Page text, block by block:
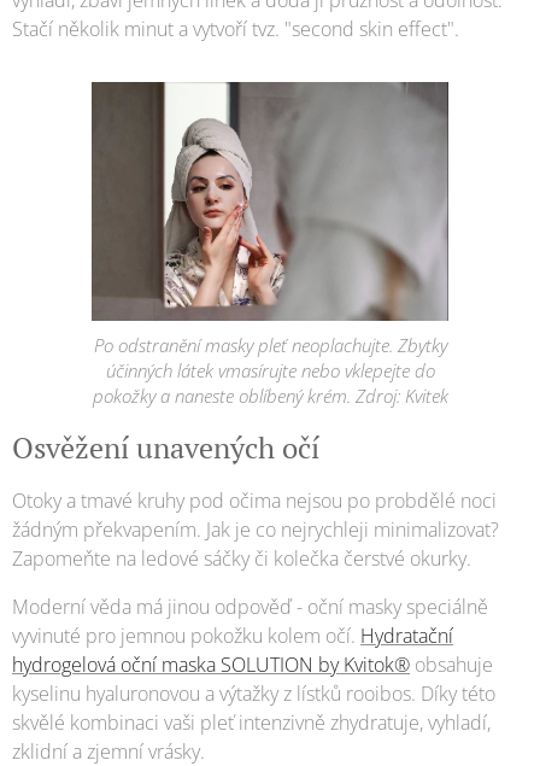
Stačí několik minut a vytvoří tvz. "second skin effect".
Po odstranění masky pleť neoplachujte. Zbytky
účinných látek vmasírujte nebo vklepejte do
pokožky a naneste oblíbený krém. Zdroj: Kvitek
Osvěžení unavených očí
Otoky a tmavé kruhy pod očima nejsou po probdělé noci
žádným překvapením. Jak je co nejrychleji minimalizovat?
Zapomeňte na ledové sáčky či kolečka čerstvé okurky.
Moderní věda má jinou odpověď - oční masky speciálně
vyvinuté pro jemnou pokožku kolem očí. Hydratační
hydrogelová oční maska SOLUTION by Kvitok® obsahuje
kyselinu hyaluronovou a výtažky z lístků rooibos. Díky této
skvělé kombinaci vaši pleť intenzivně zhydratuje, vyhladí,
zklidní a zjemní vrásky.